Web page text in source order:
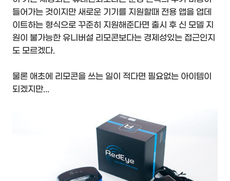
들어가는 것이지만 새로운 기기를 지원할때 전용 앱을 업데
이트하는 형식으로 꾸준히 지원해준다면 출시 후 신 모델 지
원이 불가능한 유니버설 리모콘보다는 경제성있는 접근인지
도 모르겠다.
물론 애초에 리모콘을 쓰는 일이 적다면 필요없는 아이템이
되겠지만...